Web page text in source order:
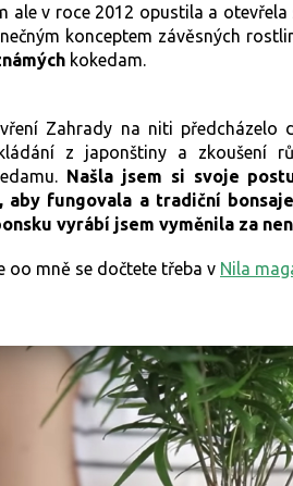
ale v roce 2012 opustila a otevřela
konceptem závěsných
kokedam.
Zahrady na niti předcházelo
z japonštiny a zkoušení
Našla jsem si svoje
aby fungovala a tradiční
vyrábí jsem vyměnila za
oo mně se dočtete třeba v Nila